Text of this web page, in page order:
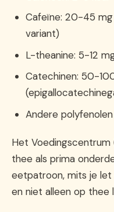
Cafeïne: 20-45 mg
variant)
L-theanine: 5-12
Catechinen: 50-
Andere
Het
thee als prima
eetpatroon, mits je
en niet alleen op thee